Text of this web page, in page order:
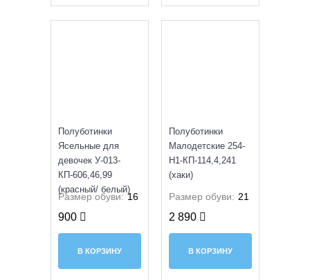
Полуботинки
Ясельные для
девочек У-013-
КП-606,46,99
(красный/ белый)
Размер обуви: 16
900
В КОРЗИНУ
Полуботинки
Малодетские 254-
H1-КП-114,4,241
(хаки)
Размер обуви: 21
2 890
В КОРЗИНУ